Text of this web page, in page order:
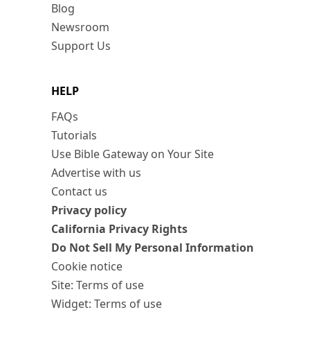
Blog
Newsroom
Support Us
HELP
FAQs
Tutorials
Use Bible Gateway on Your Site
Advertise with us
Contact us
Privacy policy
California Privacy Rights
Do Not Sell My Personal Information
Cookie notice
Site: Terms of use
Widget: Terms of use